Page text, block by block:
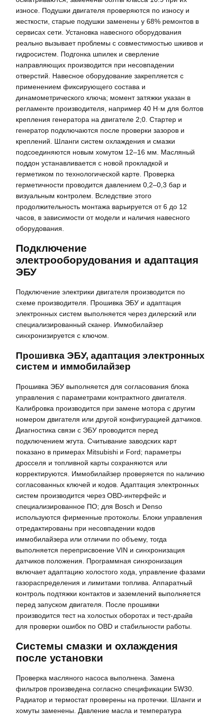
износе. Подушки двигателя проверяются по износу и
жесткости, старые подушки заменены у 68% ремонтов в
сервисах сети. Установка навесного оборудования
реально вызывает проблемы с совместимостью шкивов и
гидросистем. Подгонка шпилек и сверление
направляющих производится при несовпадении
отверстий. Навесное оборудование закрепляется с
применением фиксирующего состава и
динамометрического ключа; момент затяжки указан в
регламенте производителя, например 40 Н·м для болтов
крепления генератора на двигателе 2;0. Стартер и
генератор подключаются после проверки зазоров и
креплений. Шланги систем охлаждения и смазки
подсоединяются новым хомутом 12–16 мм. Масляный
поддон устанавливается с новой прокладкой и
герметиком по технологической карте. Проверка
герметичности проводится давлением 0,2–0,3 бар и
визуальным контролем. Вследствие этого
продолжительность монтажа варьируется от 6 до 12
часов, в зависимости от модели и наличия навесного
оборудования.
Подключение
электрооборудования и адаптация
ЭБУ
Подключение электрики двигателя производится по
схеме производителя. Прошивка ЭБУ и адаптация
электронных систем выполняется через дилерский или
специализированный сканер. Иммобилайзер
синхронизируется с ключом.
Прошивка ЭБУ, адаптация электронных
систем и иммобилайзер
Прошивка ЭБУ выполняется для согласования блока
управления с параметрами контрактного двигателя.
Калибровка производится при замене мотора с другим
номером двигателя или другой конфигурацией датчиков.
Диагностика связи с ЭБУ проводится перед
подключением жгута. Считывание заводских карт
показано в примерах Mitsubishi и Ford; параметры
дросселя и топливной карты сохраняются или
корректируются. Иммобилайзер проверяется по наличию
согласованных ключей и кодов. Адаптация электронных
систем производится через OBD‑интерфейс и
специализированное ПО; для Bosch и Denso
используются фирменные протоколы. Блоки управления
отредактированы при несовпадении кодов
иммобилайзера или отличии по объему, тогда
выполняется переприсвоение VIN и синхронизация
датчиков положения. Программная синхронизация
включает адаптацию холостого хода, управление фазами
газораспределения и лимитами топлива. Аппаратный
контроль подтяжки контактов и заземлений выполняется
перед запуском двигателя. После прошивки
производится тест на холостых оборотах и тест‑драйв
для проверки ошибок по OBD и стабильности работы.
Системы смазки и охлаждения
после установки
Проверка масляного насоса выполнена. Замена
фильтров произведена согласно спецификации 5W30.
Радиатор и термостат проверены на протечки. Шланги и
хомуты заменены. Давление масла и температура